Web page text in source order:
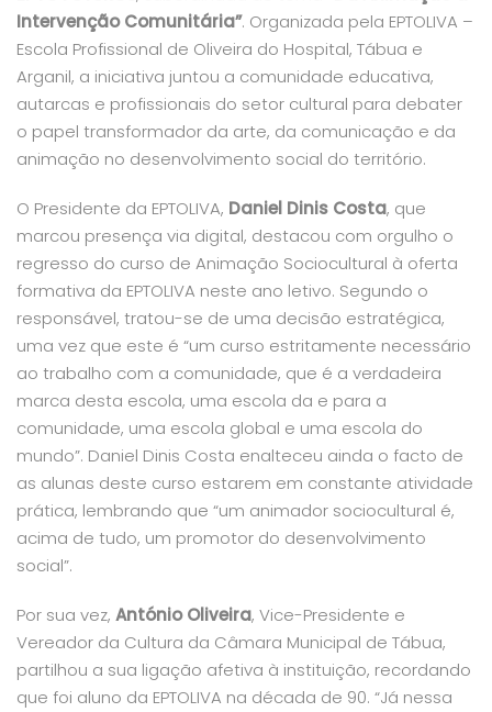
Intervenção Comunitária”. Organizada pela EPTOLIVA –
Escola Profissional de Oliveira do Hospital, Tábua e
Arganil, a iniciativa juntou a comunidade educativa,
autarcas e profissionais do setor cultural para debater
o papel transformador da arte, da comunicação e da
animação no desenvolvimento social do território.
O Presidente da EPTOLIVA, Daniel Dinis Costa, que
marcou presença via digital, destacou com orgulho o
regresso do curso de Animação Sociocultural à oferta
formativa da EPTOLIVA neste ano letivo. Segundo o
responsável, tratou-se de uma decisão estratégica,
uma vez que este é “um curso estritamente necessário
ao trabalho com a comunidade, que é a verdadeira
marca desta escola, uma escola da e para a
comunidade, uma escola global e uma escola do
mundo”. Daniel Dinis Costa enalteceu ainda o facto de
as alunas deste curso estarem em constante atividade
prática, lembrando que “um animador sociocultural é,
acima de tudo, um promotor do desenvolvimento
social”.
Por sua vez, António Oliveira, Vice-Presidente e
Vereador da Cultura da Câmara Municipal de Tábua,
partilhou a sua ligação afetiva à instituição, recordando
que foi aluno da EPTOLIVA na década de 90. “Já nessa